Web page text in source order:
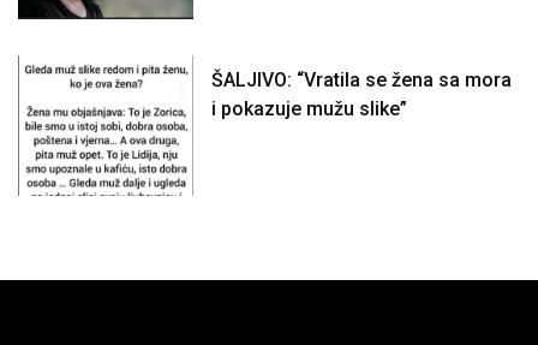
ŠALJIVO: “Vratila se žena sa mora
i pokazuje mužu slike”